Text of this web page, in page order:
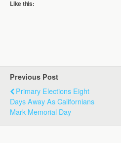
Like this:
Previous Post
Primary Elections Eight
Days Away As Californians
Mark Memorial Day